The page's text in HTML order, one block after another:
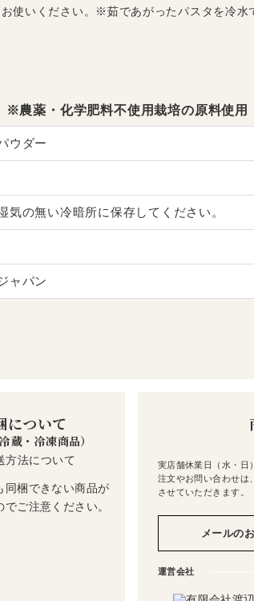
使いください。※茹であがったパスタを冷水
薬・化学肥料不使用栽培の原料使用
ウダー
気の無い冷暗所に保存してください。
ャパン
について
蔵・冷凍商品）
同梱できない商品が
でご注意ください。
実店舗休業日（水・日
注文やお問い合わせは
させていただきます。
メールの
運営会社